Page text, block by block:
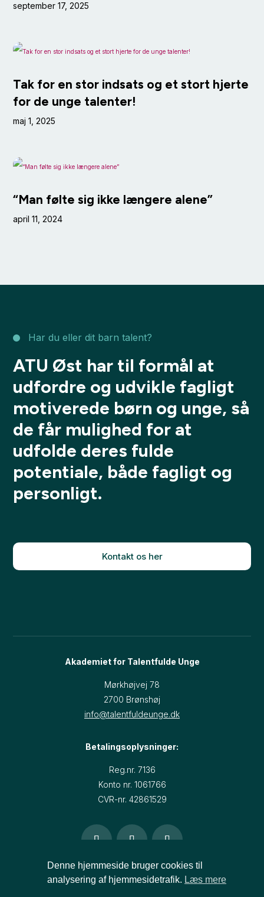
september 17, 2025
Tak for en stor indsats og et stort hjerte
for de unge talenter!
maj 1, 2025
“Man følte sig ikke længere alene”
april 11, 2024
Har du eller dit barn talent?
ATU Øst har til formål at
udfordre og udvikle fagligt
motiverede børn og unge, så
de får mulighed for at
udfolde deres fulde
potentiale, både fagligt og
personligt.
Kontakt os her
Akademiet for Talentfulde Unge
Mørkhøjvej 78
2700 Brønshøj​
info@talentfuldeunge.dk
Betalingsoplysninger:
Reg.nr. 7136
Konto nr. 1061766
CVR-nr. 42861529
Copyright © 2026Akademiet for Talentfulde Unge
Denne hjemmeside bruger cookies til
analysering af hjemmesidetrafik. Læs mere